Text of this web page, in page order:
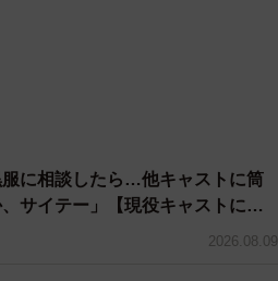
服に相談したら…他キャストに筒
2026.08.09